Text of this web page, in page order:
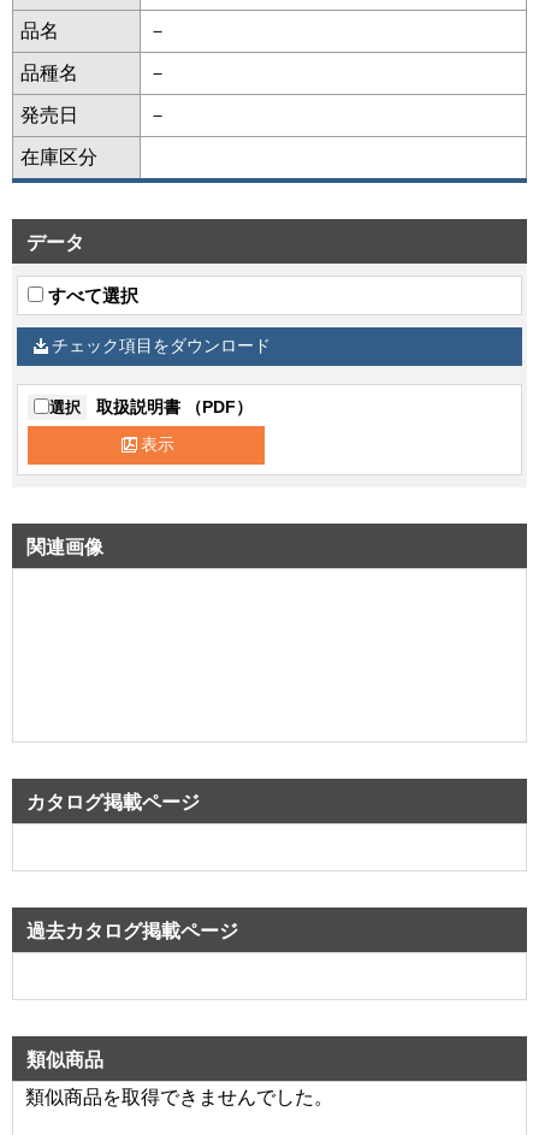
品名 －
品種名 －
発売日 －
在庫区分
データ
すべて選択
チェック項目をダウンロード
選択 取扱説明書 （PDF）
表示
関連画像
カタログ掲載ページ
過去カタログ掲載ページ
類似商品
類似商品を取得できませんでした。